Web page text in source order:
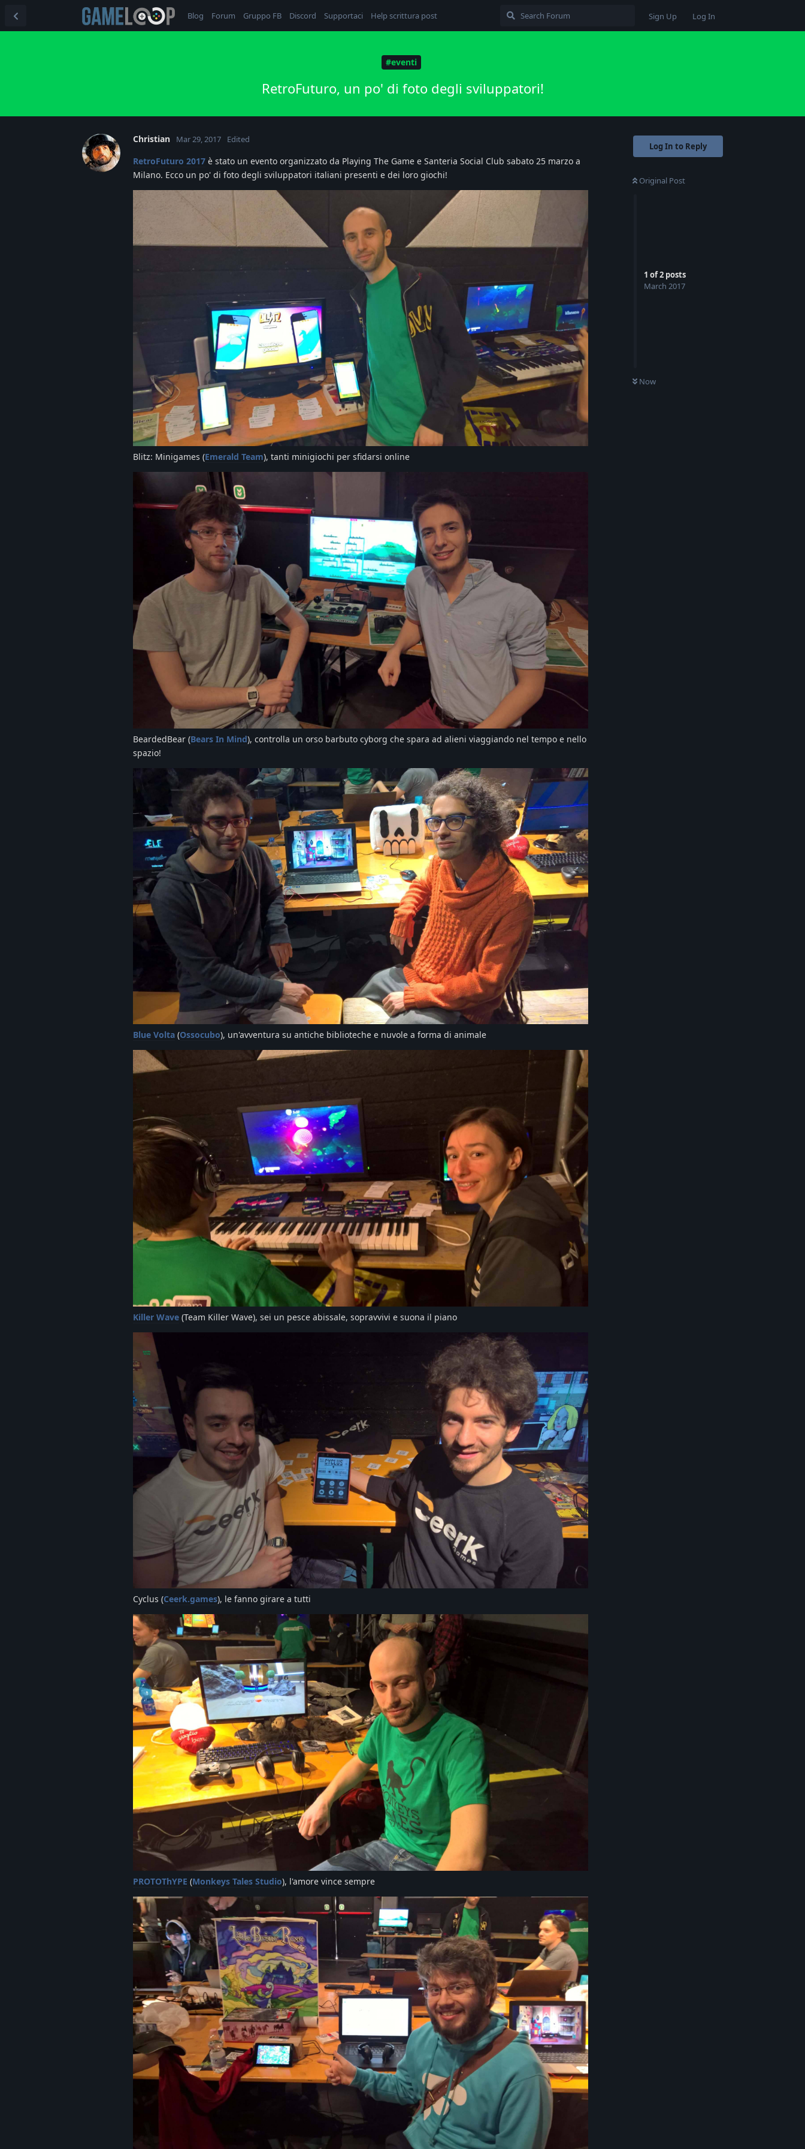
Blog Forum Gruppo FB Discord Supportaci Help scrittura post Sign Up Log In
#eventi
RetroFuturo, un po' di foto degli sviluppatori!
Log In to Reply
Original Post
1 of2 posts
March 2017
Now
Christian Mar 29, 2017 Edited
RetroFuturo 2017 è stato un evento organizzato da Playing The Game e Santeria Social Club sabato 25 marzo a
Milano. Ecco un po' di foto degli sviluppatori italiani presenti e dei loro giochi!
Blitz: Minigames (Emerald Team), tanti minigiochi per sfidarsi online
BeardedBear (Bears In Mind), controlla un orso barbuto cyborg che spara ad alieni viaggiando nel tempo e nello
spazio!
Blue Volta (Ossocubo), un'avventura su antiche biblioteche e nuvole a forma di animale
Killer Wave (Team Killer Wave), sei un pesce abissale, sopravvivi e suona il piano
Cyclus (Ceerk.games), le fanno girare a tutti
PROTOThYPE (Monkeys Tales Studio), l'amore vince sempre